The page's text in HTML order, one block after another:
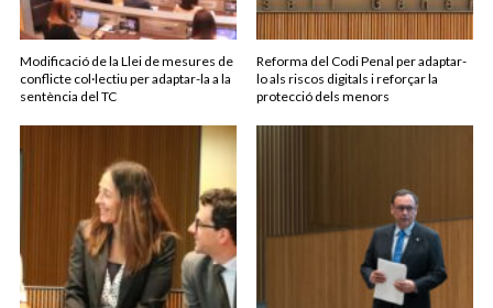
Modificació de la Llei de mesures de
conflicte col·lectiu per adaptar-la a la
sentència del TC
Reforma del Codi Penal per adaptar-
lo als riscos digitals i reforçar la
protecció dels menors